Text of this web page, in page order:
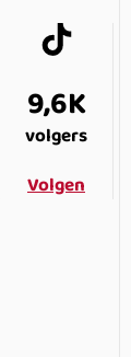
9,6K
volgers
Volgen